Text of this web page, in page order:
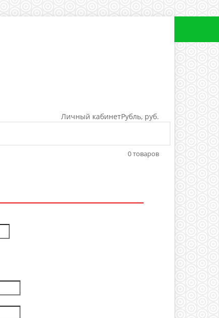
Рубль, руб.
Личный кабинет
0товаров